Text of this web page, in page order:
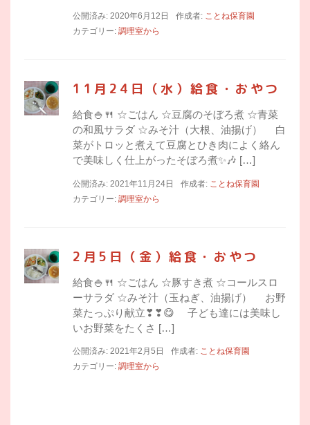
公開済み: 2020年6月12日 作成者: ことね保育園
カテゴリー: 調理室から
11月24日（水）給食・おやつ
給食🍚🍴 ☆ごはん ☆豆腐のそぼろ煮 ☆青菜
の和風サラダ ☆みそ汁（大根、油揚げ） 白
菜がトロッと煮えて豆腐とひき肉によく絡ん
で美味しく仕上がったそぼろ煮✨🎶 […]
公開済み: 2021年11月24日 作成者: ことね保育園
カテゴリー: 調理室から
2月5日（金）給食・おやつ
給食🍚🍴 ☆ごはん ☆豚すき煮 ☆コールスロ
ーサラダ ☆みそ汁（玉ねぎ、油揚げ） お野
菜たっぷり献立❣❣😋 子ども達には美味し
いお野菜をたくさ […]
公開済み: 2021年2月5日 作成者: ことね保育園
カテゴリー: 調理室から